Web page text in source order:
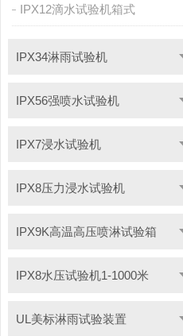
IPX12滴水试验机箱式
IPX34淋雨试验机
IPX56强喷水试验机
IPX7浸水试验机
IPX8压力浸水试验机
IPX9K高温高压喷淋试验箱
IPX8水压试验机1-1000米
UL美标淋雨试验装置